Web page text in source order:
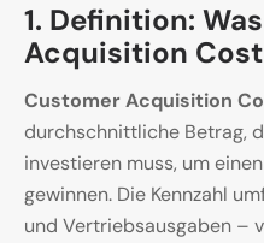
1. Definition:
Acquisition
Customer Acquisition
durchschnittliche Betrag,
investieren muss, um
gewinnen. Die Kennzahl
und Vertriebsausgaben –